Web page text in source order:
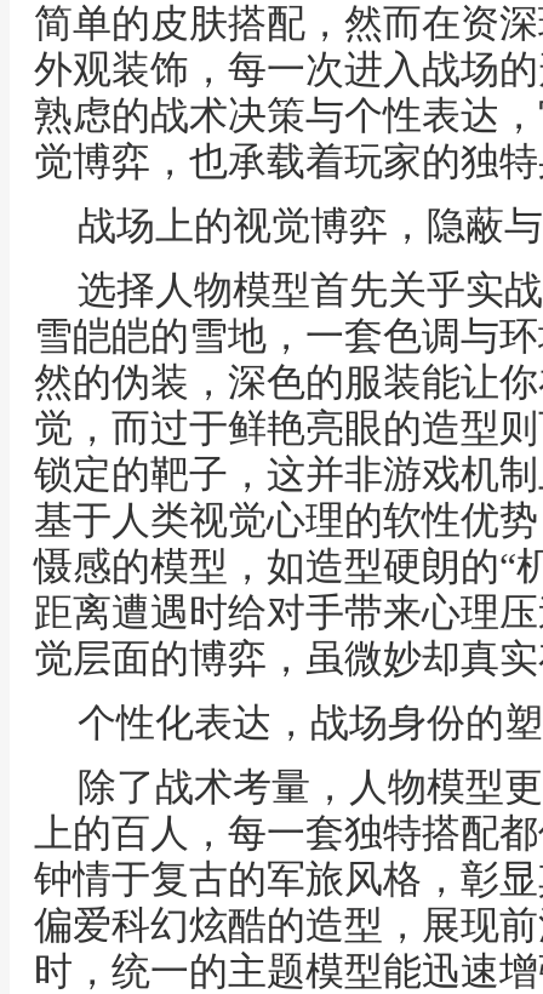
简单的皮肤搭配，然而在资
外观装饰，每一次进入战场
熟虑的战术决策与个性表达
觉博弈，也承载着玩家的独
战场上的视觉博弈，隐蔽
选择人物模型首先关乎实
雪皑皑的雪地，一套色调与
然的伪装，深色的服装能让
觉，而过于鲜艳亮眼的造型
锁定的靶子，这并非游戏机
基于人类视觉心理的软性优
慑感的模型，如造型硬朗的“
距离遭遇时给对手带来心理
觉层面的博弈，虽微妙却真
个性化表达，战场身份的
除了战术考量，人物模型
上的百人，每一套独特搭配
钟情于复古的军旅风格，彰
偏爱科幻炫酷的造型，展现
时，统一的主题模型能迅速